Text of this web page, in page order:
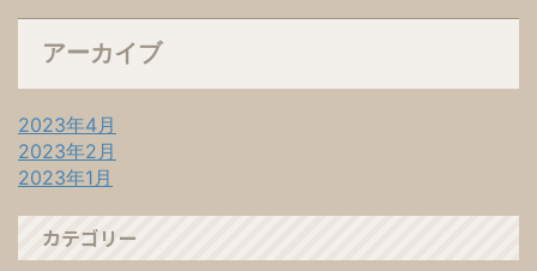
アーカイブ
2023年4月
2023年2月
2023年1月
カテゴリー